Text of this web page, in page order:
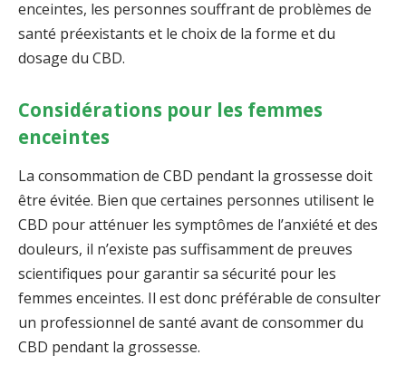
enceintes, les personnes souffrant de problèmes de
santé préexistants et le choix de la forme et du
dosage du CBD.
Considérations pour les femmes
enceintes
La consommation de CBD pendant la grossesse doit
être évitée. Bien que certaines personnes utilisent le
CBD pour atténuer les symptômes de l’anxiété et des
douleurs, il n’existe pas suffisamment de preuves
scientifiques pour garantir sa sécurité pour les
femmes enceintes. Il est donc préférable de consulter
un professionnel de santé avant de consommer du
CBD pendant la grossesse.